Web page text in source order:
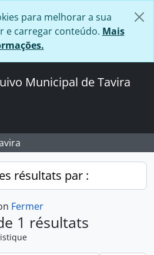
para melhorar a sua
e carregar conteúdo. Mais
Municipal de Tavira
résultats par :
Fermer
1 résultats